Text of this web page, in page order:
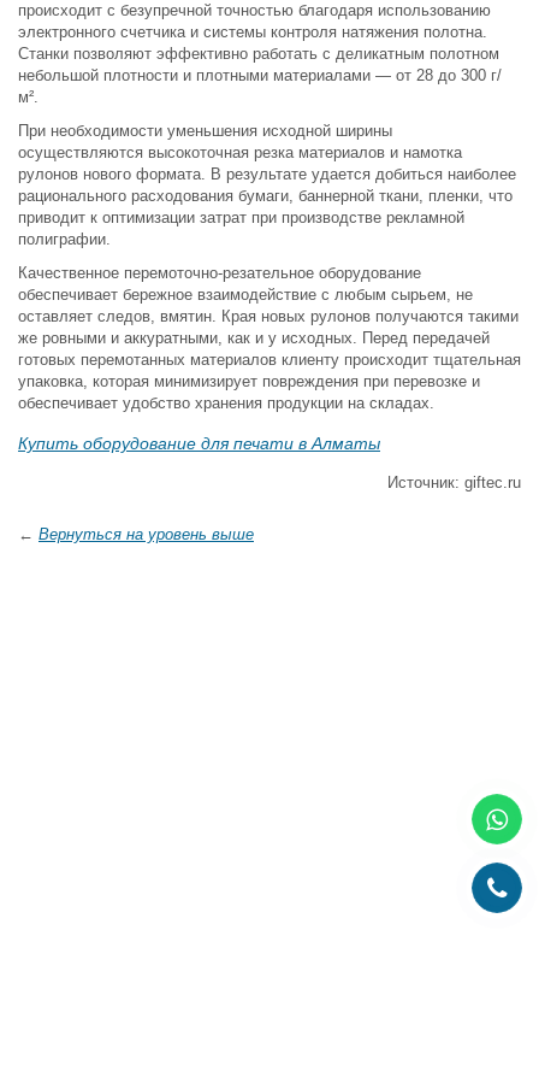
происходит с безупречной точностью благодаря использованию
электронного счетчика и системы контроля натяжения полотна.
Станки позволяют эффективно работать с деликатным полотном
небольшой плотности и плотными материалами — от 28 до 300 г/
м².
При необходимости уменьшения исходной ширины
осуществляются высокоточная резка материалов и намотка
рулонов нового формата. В результате удается добиться наиболее
рационального расходования бумаги, баннерной ткани, пленки, что
приводит к оптимизации затрат при производстве рекламной
полиграфии.
Качественное перемоточно-резательное оборудование
обеспечивает бережное взаимодействие с любым сырьем, не
оставляет следов, вмятин. Края новых рулонов получаются такими
же ровными и аккуратными, как и у исходных. Перед передачей
готовых перемотанных материалов клиенту происходит тщательная
упаковка, которая минимизирует повреждения при перевозке и
обеспечивает удобство хранения продукции на складах.
Купить оборудование для печати в Алматы
Источник: giftec.ru
← Вернуться на уровень выше